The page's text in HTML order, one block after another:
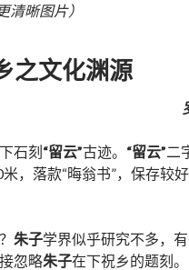
清晰图片）
之文化渊源
石刻“留云”古迹。 “留云”二
，落款“晦翁书”，保存较好
朱子学界似乎研究不多，
忽略朱子在下祝乡的题刻。